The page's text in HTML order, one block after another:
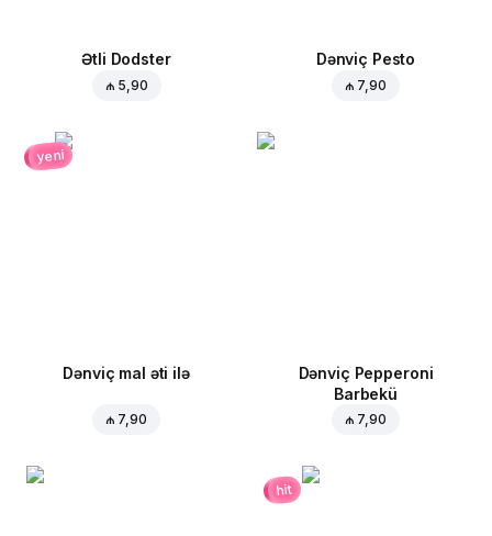
Ətli Dodster
₼ 5,90
Dənviç Pesto
₼ 7,90
yeni
Dənviç mal əti ilə
₼ 7,90
Dənviç Pepperoni
Barbekü
₼ 7,90
hit